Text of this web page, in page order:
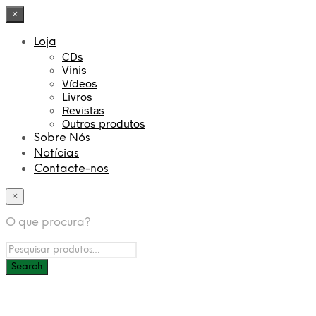
×
Loja
CDs
Vinis
Vídeos
Livros
Revistas
Outros produtos
Sobre Nós
Notícias
Contacte-nos
×
O que procura?